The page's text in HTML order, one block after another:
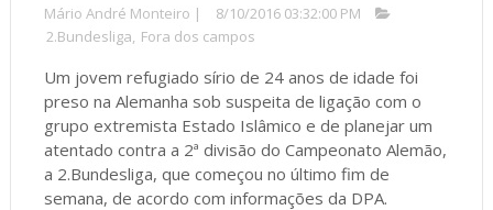
Mário André Monteiro |
8/10/2016 03:32:00 PM
2.Bundesliga, Fora dos campos
Um jovem refugiado sírio de 24 anos de idade foi
preso na Alemanha sob suspeita de ligação com o
grupo extremista Estado Islâmico e de planejar um
atentado contra a 2ª divisão do Campeonato Alemão,
a 2.Bundesliga, que começou no último fim de
semana, de acordo com informações da DPA.